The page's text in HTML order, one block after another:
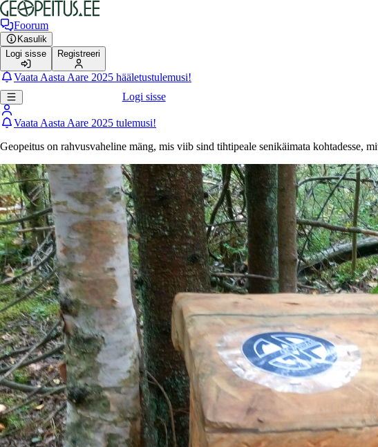
Foorum
Kasulik
Logi sisse
Registreeri
Vaata Aasta Aare 2025 hääletustulemusi!
Logi sisse
Vaata Aasta Aare 2025 tulemusi!
Geopeitus on rahvusvaheline mäng, mis viib sind tihtipeale senikäimata kohtadesse,